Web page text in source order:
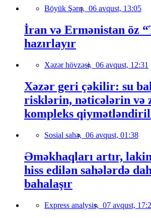
Böyük Şərq, 06 avqust, 13:05
İran və Ermənistan öz
hazırlayır
Xəzər hövzəsi, 06 avqust, 12:31
Xəzər geri çəkilir: su
risklərin, nəticələrin və
kompleks
Sosial sahə, 06 avqust, 01:38
Əməkhaqları artır,
hiss edilən sahələrdə
bahalaşır
Express analysis, 07 avqust,